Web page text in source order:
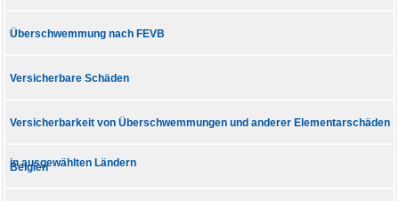
Überschwemmung nach FEVB
Versicherbare Schäden
Versicherbarkeit von Überschwemmungen und anderer Elementarschäden
in ausgewählten Ländern
Belgien